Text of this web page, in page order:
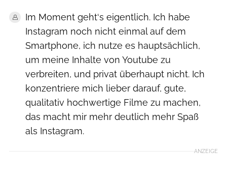
Im Moment geht‘s eigentlich. Ich habe
Instagram noch nicht einmal auf dem
Smartphone, ich nutze es hauptsächlich,
um meine Inhalte von Youtube zu
verbreiten, und privat überhaupt nicht. Ich
konzentriere mich lieber darauf, gute,
qualitativ hochwertige Filme zu machen,
das macht mir mehr deutlich mehr Spaß
als Instagram.
ANZEIGE